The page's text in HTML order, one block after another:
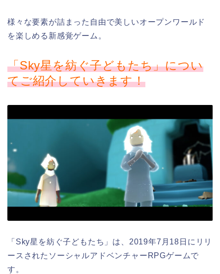
様々な要素が詰まった自由で美しいオープンワールド
を楽しめる新感覚ゲーム。
「Sky星を紡ぐ子どもたち」につい
てご紹介していきます！
「Sky星を紡ぐ子どもたち」は、2019年7月18日にリリ
ースされたソーシャルアドベンチャーRPGゲームで
す。